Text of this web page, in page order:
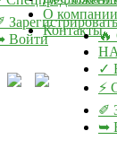
Войти
О компании
Контакты
✓
⚡
✐
➥